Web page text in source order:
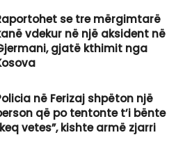
se tre mërgimtarë
vdekur në një aksident në
gjatë kthimit nga
në Ferizaj shpëton një
që po tentonte t’i bënte
vetes”, kishte armë zjarri